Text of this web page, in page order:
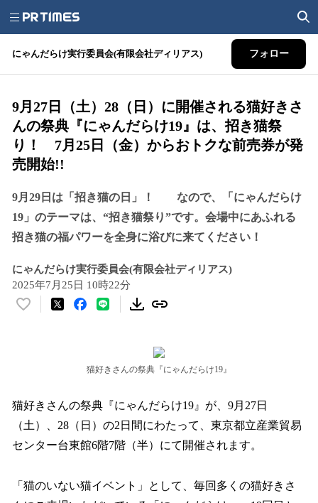
にゃんだらけ実行委員会(有限会社ディリアス) フォロー
9月27日（土）28（日）に開催される猫好きさ
んの祭典『にゃんだらけ19』は、招き猫祭
り！ 7月25日（金）からおトクな前売券が発
売開始!!
9月29日は「招き猫の日」！ なので、「にゃんだらけ
19」のテーマは、“招き猫祭り”です。会場中にあふれる
招き猫の福パワーを全身に浴びに来てください！
にゃんだらけ実行委員会(有限会社ディリアス)
2025年7月25日 10時22分
い
読
み
込
み
す
猫好きさんの祭典『にゃんだらけ19』
猫好きさんの祭典『にゃんだらけ19』が、9月27日
（土）、28（日）の2日間にわたって、東京都立産業貿易
センター台東館6階7階（半）にて開催されます。
「猫のいない猫イベント」として、毎回多くの猫好きさ